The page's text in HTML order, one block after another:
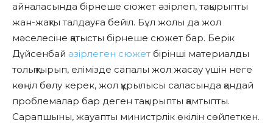
айналасында бірнеше сюжет әзірлеп, тақырыпты
жан-жақты талдауға бейіл. Бұл жолы да жол
мәселесіне қатысты бірнеше сюжет бар. Берік
Дүйсенбай әзірлеген сюжет бірінші материалды
толықтырып, елімізде сапалы жол жасау үшін неге
көңіл бөлу керек, жол құрылысы саласында қандай
проблемалар бар деген тақырыпты қамтыпты.
Сарапшыны, жауапты министрлік өкілін сөйлеткен.